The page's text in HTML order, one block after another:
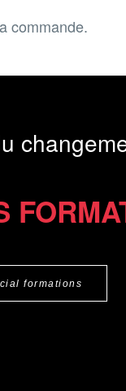
commande.
formations